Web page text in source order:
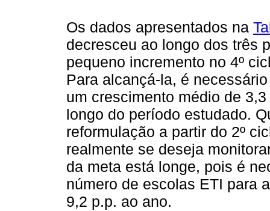
Os dados apresentados na
decresceu ao longo dos três
pequeno incremento no 4º
Para alcançá-la, é
um crescimento médio de
longo do período estudado.
reformulação a partir do 2º
realmente se deseja
da meta está longe, pois é
número de escolas ETI para
9,2 p.p. ao ano.